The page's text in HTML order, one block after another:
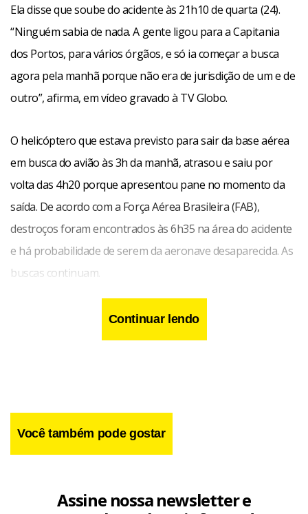
Ela disse que soube do acidente às 21h10 de quarta (24).
“Ninguém sabia de nada. A gente ligou para a Capitania
dos Portos, para vários órgãos, e só ia começar a busca
agora pela manhã porque não era de jurisdição de um e de
outro”, afirma, em vídeo gravado à TV Globo.
O helicóptero que estava previsto para sair da base aérea
em busca do avião às 3h da manhã, atrasou e saiu por
volta das 4h20 porque apresentou pane no momento da
saída. De acordo com a Força Aérea Brasileira (FAB),
destroços foram encontrados às 6h35 na área do acidente
e há probabilidade de serem da aeronave desaparecida. As
buscas continuam.
Continuar lendo
Você também pode gostar
Assine nossa newsletter e